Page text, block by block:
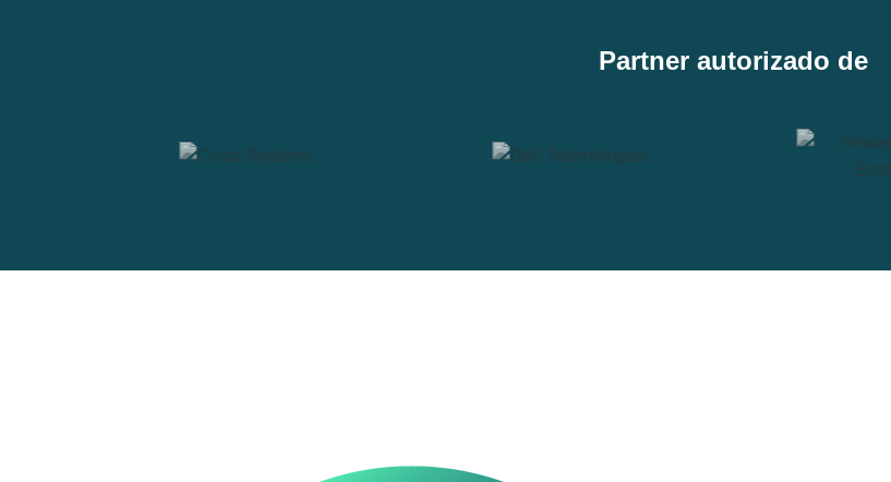
Partner autorizado de